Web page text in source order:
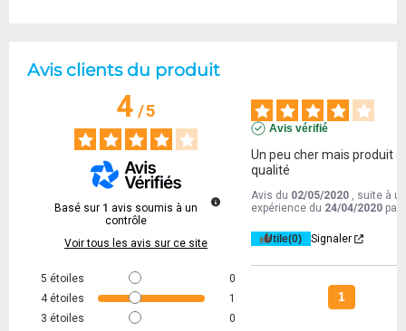
Avis clients du produit
4/5
Basé sur 1 avis soumis à un
contrôle
Voir tous les avis sur ce site
5 étoiles
0
4 étoiles
1
3 étoiles
0
Avis vérifié
Un peu cher mais produit
qualité
Avis du 02/05/2020 , suite à
expérience du 24/04/2020 par
Utile(0) Signaler
1